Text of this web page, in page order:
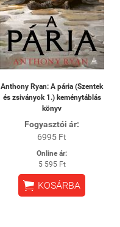
Anthony Ryan: A pária (Szentek
és zsiványok 1.) keménytáblás
könyv
Fogyasztói ár:
6995 Ft
Online ár:
5 595 Ft
 KOSÁRBA